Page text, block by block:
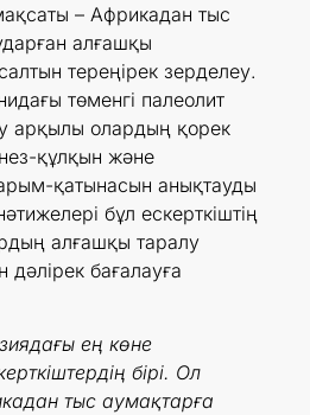
– Африкадан тыс
алғашқы
тереңірек зерделеу.
төменгі палеолит
арқылы олардың қорек
құлқын және
қатынасын анықтауды
бұл ескерткіштің
алғашқы таралу
бағалауға
ең көне
бірі. Ол
тыс аумақтарға